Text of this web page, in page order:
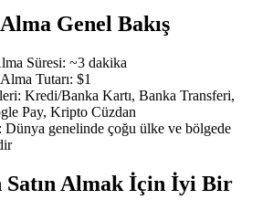
değerli metaller ve emtia türevleri
Genel Bakış
Süresi: ~3 dakika
Tutarı: $1
: Kredi/Banka Kartı, Banka Transferi,
Pay, Kripto Cüzdan
: Dünya genelinde çoğu ülke ve bölgede
Satın Almak İçin İyi Bir